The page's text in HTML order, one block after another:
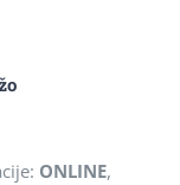
ONLINE,